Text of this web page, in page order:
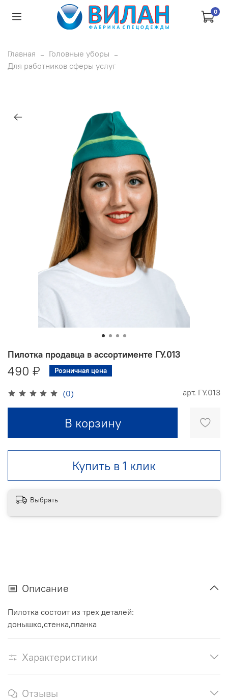
0
Главная
Головные уборы
Для работников сферы услуг
(0) арт. ГУ.013
Пилотка продавца в ассортименте ГУ.013
490 ₽ Розничная цена
В корзину
Купить в 1 клик
Выбрать
Описание
Пилотка состоит из трех деталей:
донышко,стенка,планка
Характеристики
Отзывы